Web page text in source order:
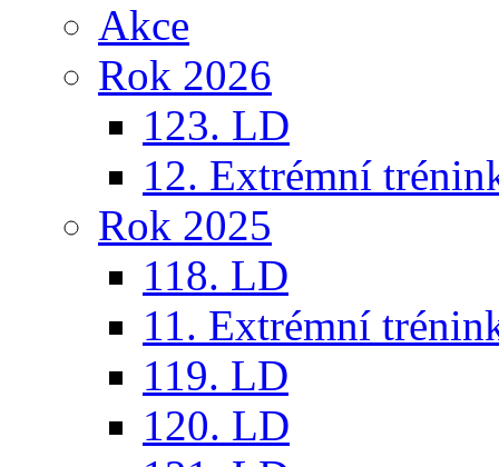
Akce
Rok 2026
123. LD
12. Extrémní
Rok 2025
118. LD
11. Extrémní
119. LD
120. LD